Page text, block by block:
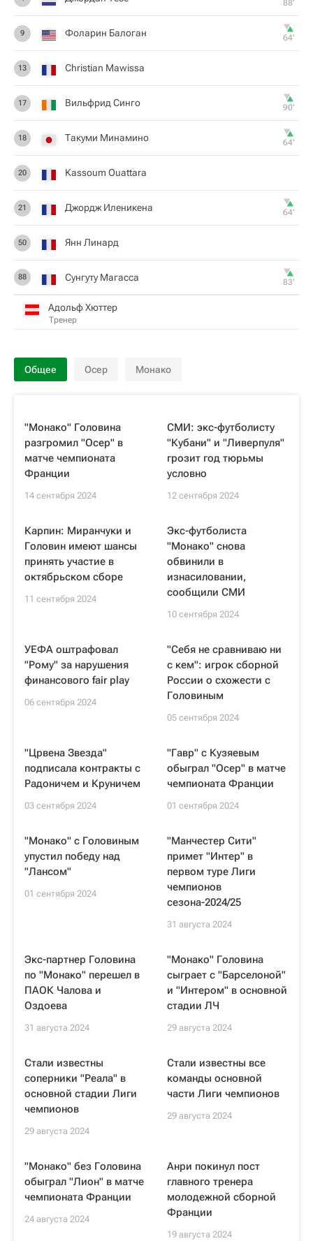
88‎’‎
9 Фоларин Балоган 64‎’‎
13 Christian Mawissa
17 Вильфрид Синго 90‎’‎
18 Такуми Минамино 64‎’‎
20 Kassoum Ouattara
21 Джордж Иленикена 64‎’‎
50 Янн Линард
88 Сунгуту Магасса 83‎’‎
Адольф Хюттер
Тренер
Общее Осер Монако
"Монако" Головина
разгромил "Осер" в
матче чемпионата
Франции
14 сентября 2024
СМИ: экс-футболисту
"Кубани" и "Ливерпуля"
грозит год тюрьмы
условно
12 сентября 2024
Карпин: Миранчуки и
Головин имеют шансы
принять участие в
октябрьском сборе
11 сентября 2024
Экс-футболиста
"Монако" снова
обвинили в
изнасиловании,
сообщили СМИ
10 сентября 2024
УЕФА оштрафовал
"Рому" за нарушения
финансового fair play
06 сентября 2024
"Себя не сравниваю ни
с кем": игрок сборной
России о схожести с
Головиным
05 сентября 2024
"Црвена Звезда"
подписала контракты с
Радоничем и Круничем
03 сентября 2024
"Гавр" с Кузяевым
обыграл "Осер" в матче
чемпионата Франции
01 сентября 2024
"Монако" с Головиным
упустил победу над
"Лансом"
01 сентября 2024
"Манчестер Сити"
примет "Интер" в
первом туре Лиги
чемпионов
сезона-2024/25
31 августа 2024
Экс-партнер Головина
по "Монако" перешел в
ПАОК Чалова и
Оздоева
31 августа 2024
"Монако" Головина
сыграет с "Барселоной"
и "Интером" в основной
стадии ЛЧ
29 августа 2024
Стали известны
соперники "Реала" в
основной стадии Лиги
чемпионов
29 августа 2024
Стали известны все
команды основной
части Лиги чемпионов
29 августа 2024
"Монако" без Головина
обыграл "Лион" в матче
чемпионата Франции
24 августа 2024
Анри покинул пост
главного тренера
молодежной сборной
Франции
19 августа 2024